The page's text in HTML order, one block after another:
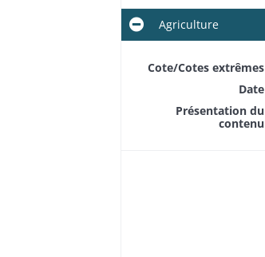
Agriculture
Cote/Cotes extrêmes
Date
Présentation du
contenu